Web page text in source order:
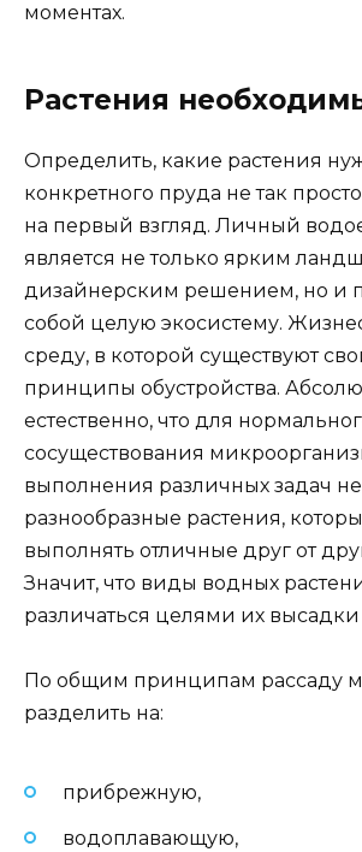
моментах.
Растения
Определить, какие растения
конкретного пруда не так
на первый взгляд. Личный
является не только ярким
дизайнерским решением, но и
собой целую экосистему.
среду, в которой существуют
принципы обустройства.
естественно, что для
сосуществования
выполнения различных задач
разнообразные растения,
выполнять отличные друг от
Значит, что виды водных
различаться целями их
По общим принципам рассаду
разделить на:
прибрежную,
водоплавающую,